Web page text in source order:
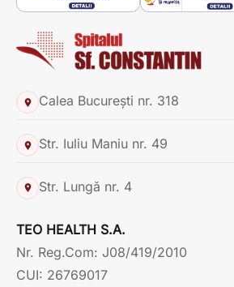
Calea București nr. 318
Str. Iuliu Maniu nr. 49
Str. Lungă nr. 4
TEO HEALTH S.A.
Nr. Reg.Com: J08/419/2010
CUI: 26769017